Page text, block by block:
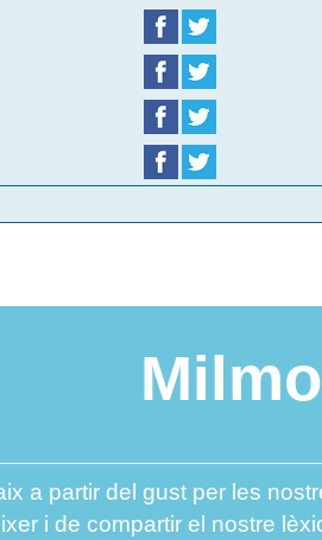
a partir del gust per les
i de compartir el nostre